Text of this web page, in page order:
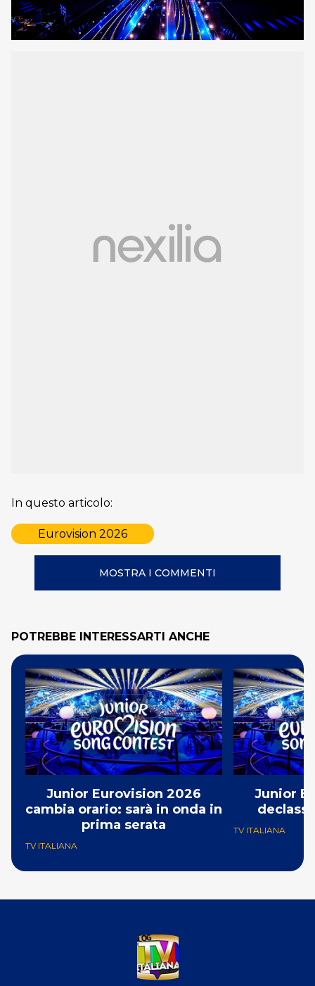
In questo articolo:
Eurovision 2026
MOSTRA I COMMENTI
POTREBBE INTERESSARTI ANCHE
Junior Eurovision 2026
cambia orario: sarà in onda in
prima serata
TV ITALIANA
Junior
TV ITALIANA